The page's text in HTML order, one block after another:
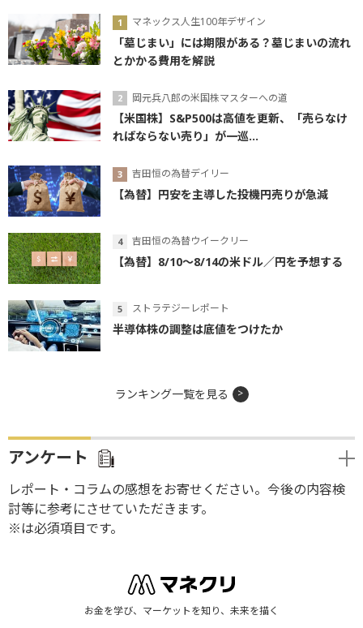
マネックス人生100年デザイン
「墓じまい」には期限がある？墓じまいの流れ
とかかる費用を解説
岡元兵八郎の米国株マスターへの道
【米国株】S&P500は高値を更新、「売らなけ
ればならない売り」が一巡...
吉田恒の為替デイリー
【為替】円安を主導した投機円売りが急減
吉田恒の為替ウイークリー
【為替】8/10～8/14の米ドル／円を予想する
ストラテジーレポート
半導体株の調整は底値をつけたか
ランキング一覧を見る
アンケート
レポート・コラムの感想をお寄せください。今後の内容検
討等に参考にさせていただきます。
※は必須項目です。
お金を学び、マーケットを知り、未来を描く